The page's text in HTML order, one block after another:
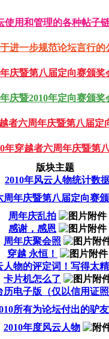
用和管理的各种帖子
进一步规范论坛言行的
庆暨第八届定向赛颁奖
庆暨2010年定向赛颁
者六周年庆暨第八届定
年穿越者六周年庆暨第
版块主题
2010年风云人物统计数
年庆暨第八届定向赛
周年庆乱拍
感谢，感恩
周年庆聚会照
穿越 永恒！
人物的评定词！写得太
卡片机怎么了
历电子版（仅以信用证
所有为论坛付出的驴友
2010年度风云人物